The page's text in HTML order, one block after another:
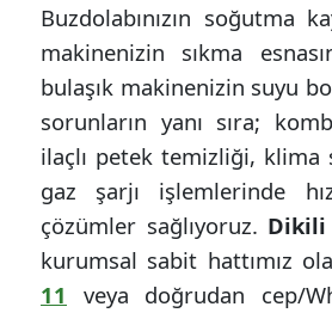
Buzdolabınızın soğutma
makinenizin sıkma
bulaşık makinenizin suyu
sorunların yanı sıra;
ilaçlı petek temizliği, klima
gaz şarjı işlemlerinde
çözümler sağlıyoruz. Dikili
kurumsal sabit hattımız
11
veya doğrudan cep/